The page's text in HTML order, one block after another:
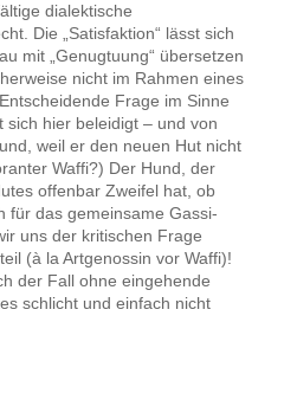
dialektische
Die „Satisfaktion“ lässt sich
mit „Genugtuung“ übersetzen
nicht im Rahmen eines
Frage im Sinne
sich hier beleidigt – und von
weil er den neuen Hut nicht
Waffi?) Der Hund, der
offenbar Zweifel hat, ob
für das gemeinsame Gassi-
uns der kritischen Frage
(à la Artgenossin vor Waffi)!
der Fall ohne eingehende
schlicht und einfach nicht